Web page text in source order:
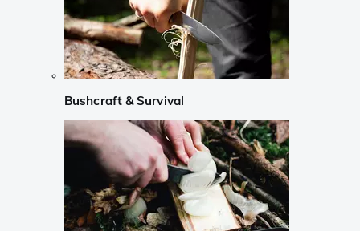
Bushcraft & Survival